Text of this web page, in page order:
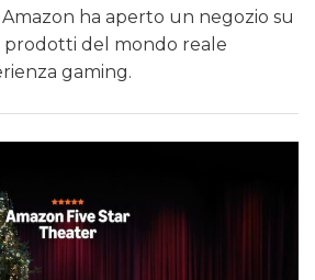
ha aperto un negozio su
prodotti del mondo reale
gaming.